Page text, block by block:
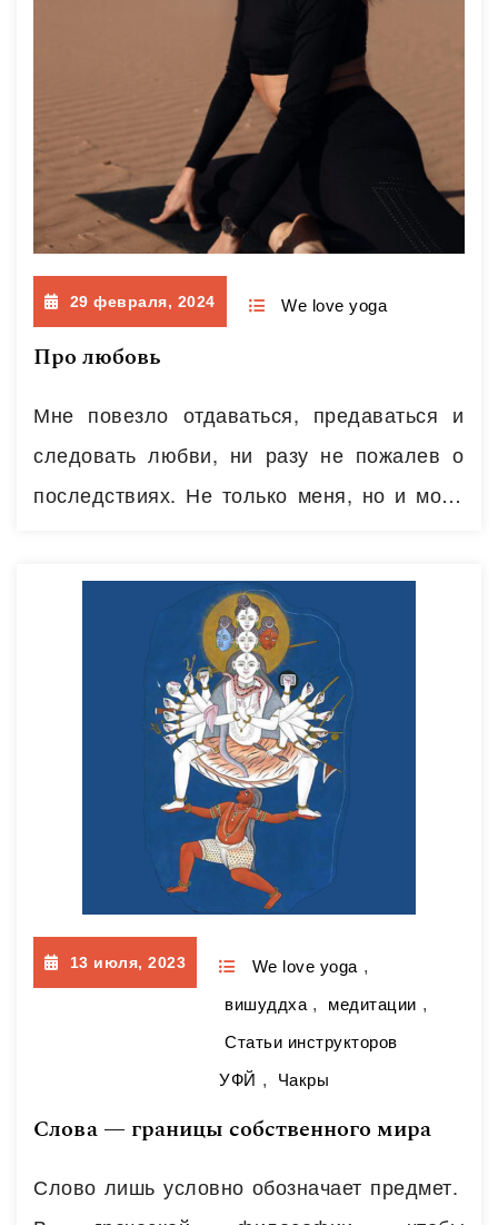
были замечены белки,…
Читать далее
29 февраля, 2024 We love yoga
Про любовь
Мне повезло отдаваться, предаваться и
следовать любви, ни разу не пожалев о
последствиях. Не только меня, но и моих
места и к встречам с бесконечно
интересными людьми. Это лучший
руководитель и наставник, ever. Ее
наставления — тепло и нежность, ее
инструкторская указка — открытость и
близость. И если ей отдаться…
13 июля, 2023 We love yoga ,
вишуддха , медитации ,
Статьи инструкторов
УФЙ , Чакры
Слова — границы собственного мира
Слово лишь условно обозначает предмет.